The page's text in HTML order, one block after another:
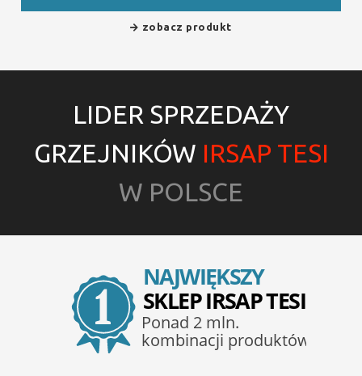
zobacz produkt
LIDER SPRZEDAŻY
GRZEJNIKÓW IRSAP TESI
W POLSCE